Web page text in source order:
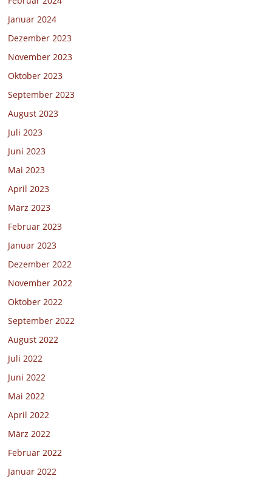
Januar 2024
Dezember 2023
November 2023
Oktober 2023
September 2023
August 2023
Juli 2023
Juni 2023
Mai 2023
April 2023
März 2023
Februar 2023
Januar 2023
Dezember 2022
November 2022
Oktober 2022
September 2022
August 2022
Juli 2022
Juni 2022
Mai 2022
April 2022
März 2022
Februar 2022
Januar 2022